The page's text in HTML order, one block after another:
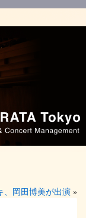
、岡田博美が出演 »